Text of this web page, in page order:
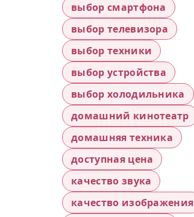
выбор смартфона
выбор телевизора
выбор техники
выбор устройства
выбор холодильника
домашний кинотеатр
домашняя техника
доступная цена
качество звука
качество изображения